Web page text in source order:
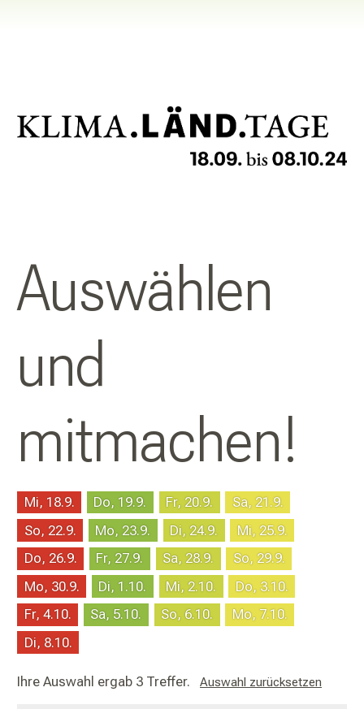
Auswählen
und
mitmachen!
Mi, 18.9. Do, 19.9. Fr, 20.9.
Sa, 21.9.
So, 22.9.
Mo, 23.9. Di, 24.9.
Mi, 25.9.
Do, 26.9.
Fr, 27.9. Sa, 28.9.
So, 29.9.
Mo, 30.9.
Di, 1.10. Mi, 2.10.
Do, 3.10.
Fr, 4.10.
Sa, 5.10. So, 6.10.
Mo, 7.10.
Di, 8.10.
Ihre Auswahl ergab 3 Treffer. Auswahl zurücksetzen